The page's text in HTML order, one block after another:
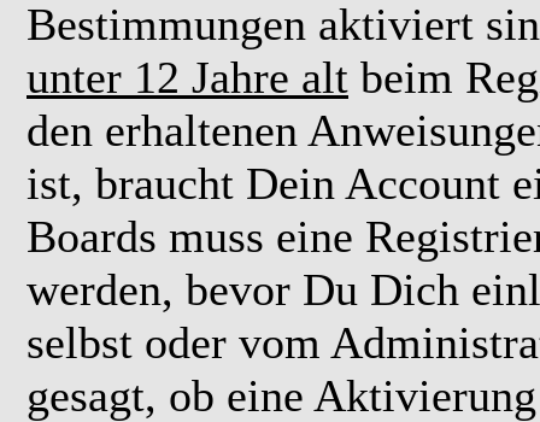
Bestimmungen aktiviert
unter 12 Jahre alt beim
den erhaltenen
ist, braucht Dein Account
Boards muss eine
werden, bevor Du Dich
selbst oder vom
gesagt, ob eine